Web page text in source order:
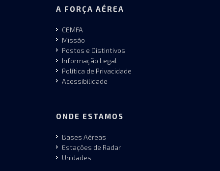
A FORÇA AÉREA
CEMFA
Missão
Postos e Distintivos
Informação Legal
Política de Privacidade
Acessibilidade
ONDE ESTAMOS
Bases Aéreas
Estações de Radar
Unidades